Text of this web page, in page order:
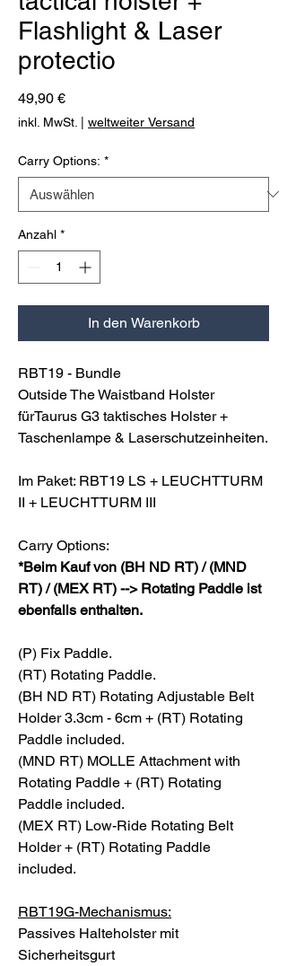
Flashlight & Laser
protectio
49,90 €Preis
inkl. MwSt. weltweiter Versand
Carry Options: *
Anzahl *
In den Warenkorb
RBT19 - Bundle
Outside The Waistband Holster
fürTaurus G3 taktisches Holster +
Taschenlampe & Laserschutzeinheiten.
Im Paket: RBT19 LS + LEUCHTTURM
II + LEUCHTTURM III
Carry Options:
*Beim Kauf von (BH ND RT) / (MND
RT) / (MEX RT) --> Rotating Paddle ist
ebenfalls enthalten.
(P) Fix Paddle.
(RT) Rotating Paddle.
(BH ND RT) Rotating Adjustable Belt
Holder 3.3cm - 6cm + (RT) Rotating
Paddle included.
(MND RT) MOLLE Attachment with
Rotating Paddle + (RT) Rotating
Paddle included.
(MEX RT) Low-Ride Rotating Belt
Holder + (RT) Rotating Paddle
included.
RBT19G-Mechanismus:
Passives Halteholster mit
Sicherheitsgurt